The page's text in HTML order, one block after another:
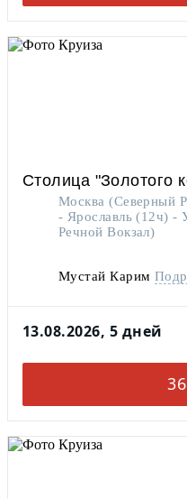
Столица "Золотого
Москва (Северный
- Ярославль (12ч) -
Речной Вокзал)
Мустай Карим
Все каюты
Все каюты
На теплоходе есть
Наличие лифта
Каюты теплохода
приватного
окон (французский
13.08.2026, 5 дней